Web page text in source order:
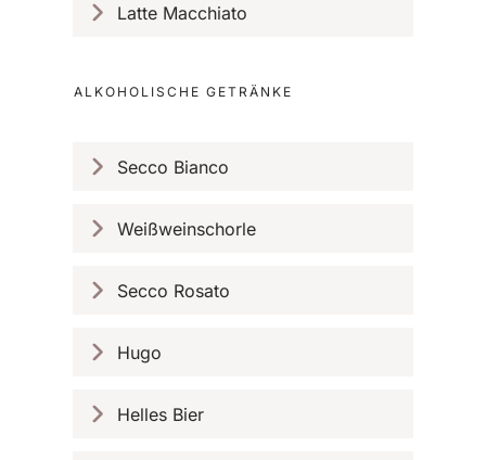
Latte Macchiato
ALKOHOLISCHE GETRÄNKE
Secco Bianco
Weißweinschorle
Secco Rosato
Hugo
Helles Bier